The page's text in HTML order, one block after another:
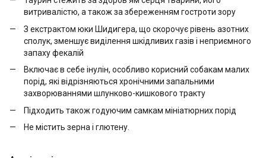
витривалістю, а також за збереженням гостроти зору
З екстрактом юки Шидигера, що скорочує рівень азотних
сполук, зменшує виділення шкідливих газів і неприємного
запаху фекалій
Включає в себе інулін, особливо корисний собакам малих
порід, які відрізняються хронічними запальними
захворюваннями шлунково-кишкового тракту
Підходить також годуючим самкам мініатюрних порід
Не містить зерна і глютену.